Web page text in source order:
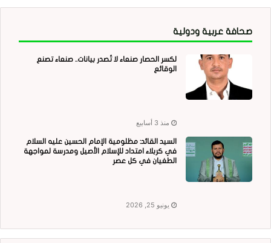
صحافة عربية ودولية
لكسر الحصار صنعاء لا تُصدر بيانات.. صنعاء تصنع
الوقائع
منذ 3 أسابيع
السيد القائد: مظلومية الإمام الحسين عليه السلام
في كربلاء امتداد للإسلام الأصيل ومدرسة لمواجهة
الطغيان في كل عصر
يونيو 25, 2026